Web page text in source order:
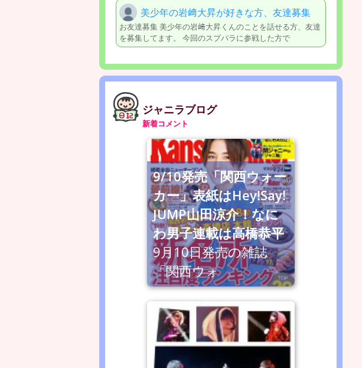
美少年の岩﨑大昇が好きな方、友達募集
お友達募集 美少年の岩﨑大昇くんのことを話せる方、友達
を募集してます。 今回のスプパラに参戦した方で
ジャニラブログ
新着コメント
9/10発売「関西ウォー
カー」表紙はHey!Say!
JUMP山田涼介！なに
わ男子連載は高橋恭平
9月10日発売の雑誌
「関西ウォ